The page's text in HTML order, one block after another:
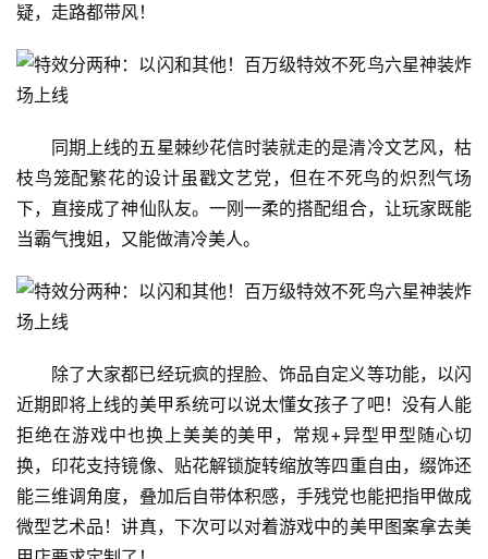
疑，走路都带风！
同期上线的五星棘纱花信时装就走的是清冷文艺风，枯
枝鸟笼配繁花的设计虽戳文艺党，但在不死鸟的炽烈气场
下，直接成了神仙队友。一刚一柔的搭配组合，让玩家既能
当霸气拽姐，又能做清冷美人。
除了大家都已经玩疯的捏脸、饰品自定义等功能，以闪
近期即将上线的美甲系统可以说太懂女孩子了吧！没有人能
拒绝在游戏中也换上美美的美甲，常规+异型甲型随心切
换，印花支持镜像、贴花解锁旋转缩放等四重自由，缀饰还
能三维调角度，叠加后自带体积感，手残党也能把指甲做成
微型艺术品！讲真，下次可以对着游戏中的美甲图案拿去美